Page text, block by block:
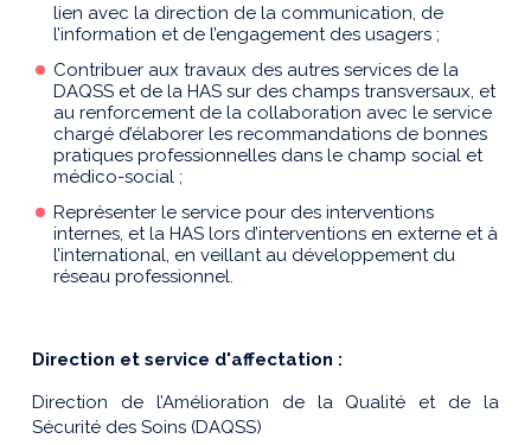
lien avec la direction de la communication, de
l’information et de l’engagement des usagers ;
Contribuer aux travaux des autres services de la
DAQSS et de la HAS sur des champs transversaux, et
au renforcement de la collaboration avec le service
chargé d’élaborer les recommandations de bonnes
pratiques professionnelles dans le champ social et
médico-social ;
Représenter le service pour des interventions
internes, et la HAS lors d’interventions en externe et à
l’international, en veillant au développement du
réseau professionnel.
Direction et service d'affectation :
Direction de l’Amélioration de la Qualité et de la
Sécurité des Soins (DAQSS)